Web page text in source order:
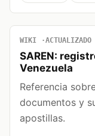
WIKI
SAREN:
Venezuela
Referencia
documentos y
apostillas.